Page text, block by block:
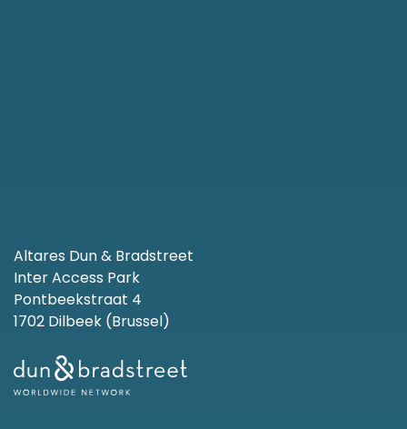
Altares Dun & Bradstreet
Inter Access Park
Pontbeekstraat 4
1702 Dilbeek (Brussel)